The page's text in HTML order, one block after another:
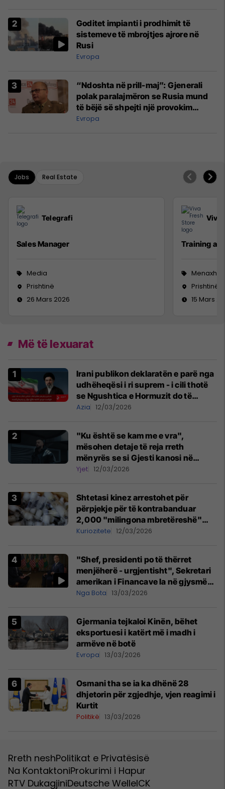
Goditet impianti i prodhimit të
sistemeve të mbrojtjes ajrore në
Rusi
Evropa
“Ndoshta në prill-maj”: Gjenerali
polak paralajmëron se Rusia mund
të bëjë së shpejti një provokim
kundër një vendi të NATO-s
Evropa
Jobs Real Estate
Telegrafi
Sales Manager
Media
Prishtinë
26 Mars 2026
Viva
Training
Prishtinë
15 Mars
Më të lexuarat
Irani publikon deklaratën e parë nga
udhëheqësi i ri suprem - i cili thotë
se Ngushtica e Hormuzit do të
mbetet e mbyllur
Azia 12/03/2026
"Ku është se kam me e vra",
mësohen detaje të reja rreth
mënyrës se si Gjesti kanosi në
studion e Onimas
Yjet 12/03/2026
Shtetasi kinez arrestohet për
përpjekje për të kontrabanduar
2,000 "milingona mbretëreshë"
nga Kenia
Kuriozitete 12/03/2026
"Shef, presidenti po të thërret
menjëherë - urgjentisht", Sekretari
amerikan i Financave la në gjysmë
intervistën
Nga Bota 13/03/2026
Gjermania tejkaloi Kinën, bëhet
eksportuesi i katërt më i madh i
armëve në botë
Evropa 13/03/2026
Osmani tha se ia ka dhënë 28
dhjetorin për zgjedhje, vjen reagimi i
Kurtit
Politikë 13/03/2026
Rreth neshPolitikat e Privatësisë
Na KontaktoniProkurimi i Hapur
RTV DukagjiniDeutsche WelleICK